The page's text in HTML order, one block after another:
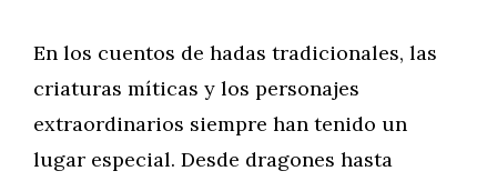
En los cuentos de hadas tradicionales, las
criaturas míticas y los personajes
extraordinarios siempre han tenido un
lugar especial. Desde dragones hasta